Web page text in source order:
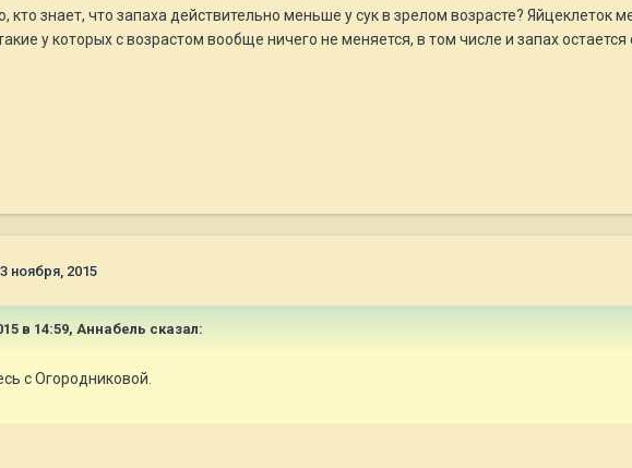
кто знает, что запаха действительно меньше у сук в зрелом возрасте? Яйцеклеток
у которых с возрастом вообще ничего не меняется, в том числе и запах
ноября, 2015
в 14:59, Aннaбель сказал:
с Огородниковой.